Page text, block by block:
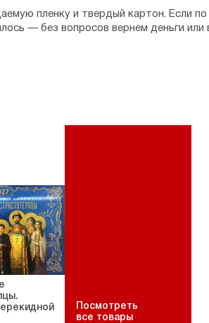
пленку и твердый картон. Если по
— без вопросов вернем деньги или
Посмотреть
все товары